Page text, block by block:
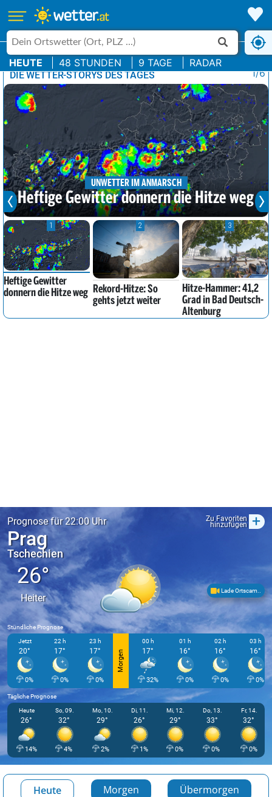
HEUTE 48 STUNDEN 9 TAGE RADAR
DIE WETTER-STORYS DES TAGES
UNWETTER IM ANMARSCH
Heftige Gewitter donnern die Hitze weg
1
Heftige Gewitter
donnern die Hitze weg
2
Rekord-Hitze: So
gehts jetzt weiter
3
Hitze-Hammer: 41,2
Grad in Bad Deutsch-
Altenburg
1/6
Prognose für 22:00 Uhr Zu Favoriten
hinzufügen +
Prag
Tschechien
26°
Heiter
Lade Ortscam..
Stündliche Prognose
Jetzt
20°
0%
22 h
17°
0%
23 h
17°
0%
Morgen
00 h
17°
32%
01 h
16°
0%
02 h
16°
0%
03 h
16°
0%
Tägliche Prognose
Heute
26°
14%
So, 09.
32°
4%
Mo, 10.
29°
2%
Di, 11.
26°
1%
Mi, 12.
29°
0%
Do, 13.
33°
0%
Fr, 14.
32°
0%
Heute Morgen Übermorgen